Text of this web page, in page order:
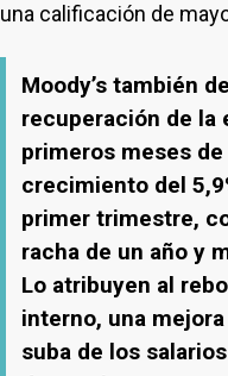
una calificación de
Moody’s también
recuperación de la
primeros meses
crecimiento del
primer trimestre,
racha de un año y
Lo atribuyen al
interno, una
suba de los